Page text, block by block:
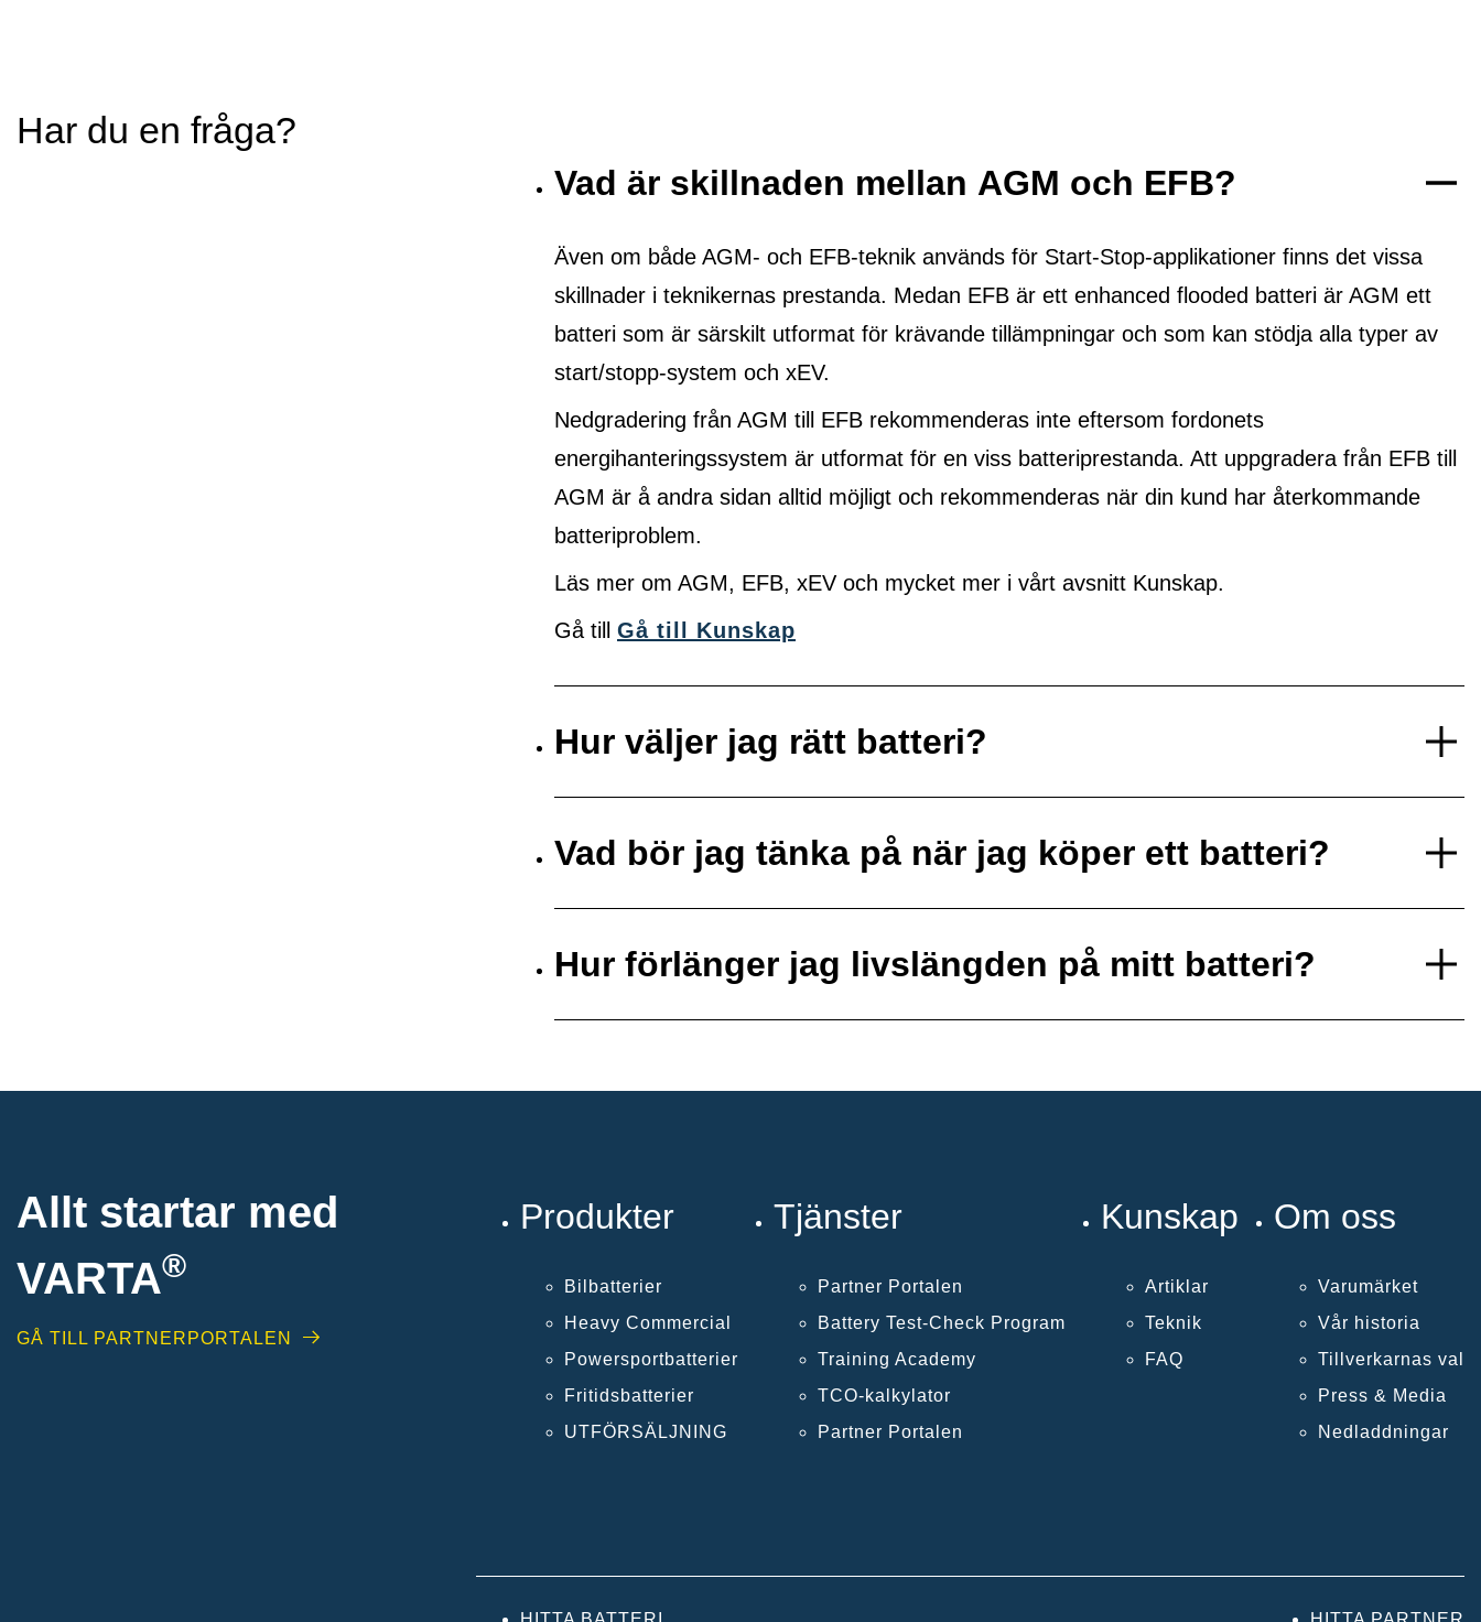
Har du en fråga?
Vad är skillnaden mellan AGM och EFB?
Även om både AGM- och EFB-teknik används för Start-Stop-applikationer finns det vissa
skillnader i teknikernas prestanda. Medan EFB är ett enhanced flooded batteri är AGM ett
batteri som är särskilt utformat för krävande tillämpningar och som kan stödja alla typer av
start/stopp-system och xEV.
Nedgradering från AGM till EFB rekommenderas inte eftersom fordonets
energihanteringssystem är utformat för en viss batteriprestanda. Att uppgradera från EFB till
AGM är å andra sidan alltid möjligt och rekommenderas när din kund har återkommande
batteriproblem.
Läs mer om AGM, EFB, xEV och mycket mer i vårt avsnitt Kunskap.
Gå till Gå till Kunskap
Hur väljer jag rätt batteri?
Vad bör jag tänka på när jag köper ett batteri?
Hur förlänger jag livslängden på mitt batteri?
Allt startar med
VARTA®
GÅ TILL PARTNERPORTALEN
Produkter
Bilbatterier
Heavy Commercial
Powersportbatterier
Fritidsbatterier
UTFÖRSÄLJNING
Tjänster
Partner Portalen
Battery Test-Check Program
Training Academy
TCO-kalkylator
Partner Portalen
Kunskap
Artiklar
Teknik
FAQ
Om oss
Varumärket
Vår historia
Tillverkarnas val
Press & Media
Nedladdningar